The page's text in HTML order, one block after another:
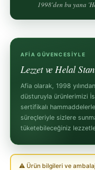
1998'den bu yana
AFIA GÜVENCESIYLE
Lezzet ve Helal
Afia olarak, 1998
düsturuyla ürünlerimizi
sertifikalı
süreçleriyle sizlere
tüketebileceğiniz
⚠ Ürün bilgileri ve